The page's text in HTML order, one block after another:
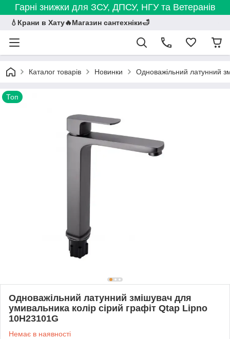
Гарні знижки для ЗСУ, ДПСУ, НГУ та Ветеранів
💧Крани в Хату🔥Магазин сантехніки🛁
Каталог товарів Новинки Одноважільний латунний
Топ
Одноважільний латунний змішувач для
умивальника колір сірий графіт Qtap Lipno
10H23101G
Немає в наявності